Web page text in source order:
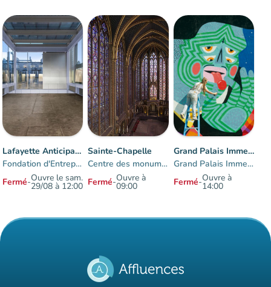
Lafayette Anticipations
Fondation d'Entreprise des Galeries Lafayette
Fermé-Ouvre le sam.
29/08 à 12:00
Sainte-Chapelle
Centre des monuments nationaux
Fermé-Ouvre à
09:00
Grand Palais Immersif
Grand Palais Immersif
Fermé-Ouvre à
14:00